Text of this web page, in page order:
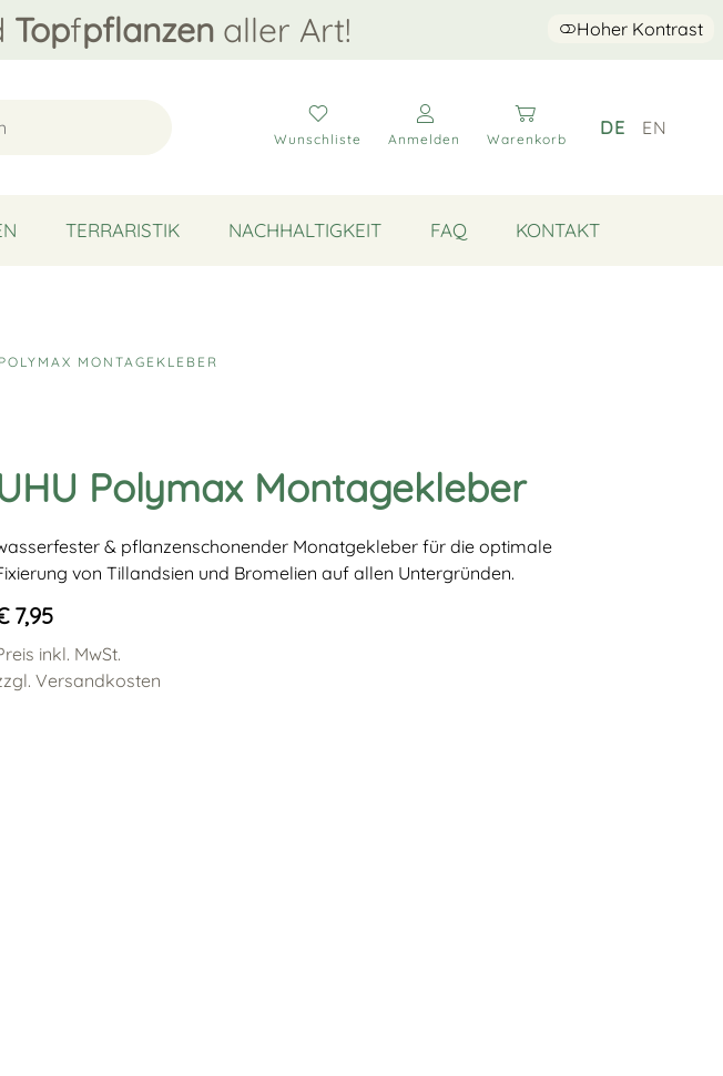
Topfpflanzenaller Art! Hoher Kontrast
Wunschliste Anmelden Warenkorb
DE EN
TERRARISTIK NACHHALTIGKEIT FAQ KONTAKT
MONTAGEKLEBER
Polymax Montagekleber
& pflanzenschonender Monatgekleber für die optimale
von Tillandsien und Bromelien auf allen Untergründen.
7,95
inkl. MwSt.
Versandkosten